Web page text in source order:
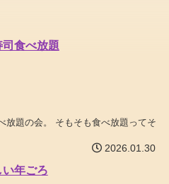
司食べ放題
放題の会。 そもそも食べ放題ってそ
2026.01.30
い年ごろ